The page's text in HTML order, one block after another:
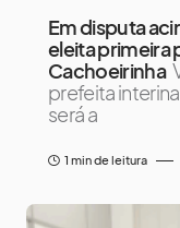
Em disputa
eleita primeira
Cachoeirinha
prefeita interina
será a
1 min de leitura